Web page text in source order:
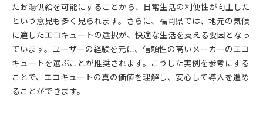
たお湯供給を可能にすることから、日常生活の利便性が向上した
という意見も多く見られます。さらに、福岡県では、地元の気候
に適したエコキュートの選択が、快適な生活を支える要因となっ
ています。ユーザーの経験を元に、信頼性の高いメーカーのエコ
キュートを選ぶことが推奨されます。こうした実例を参考にする
ことで、エコキュートの真の価値を理解し、安心して導入を進め
ることができます。